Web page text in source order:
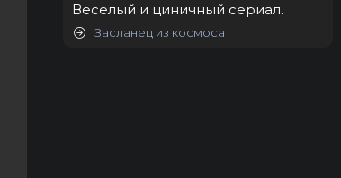
Веселый и циничный сериал.
Засланец из космоса